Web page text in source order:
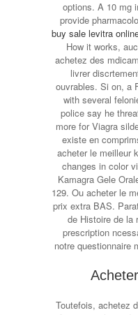
options. A 10 mg
provide
buy sale levitra
How it works,
achetez des
livrer
ouvrables. Si on, a
with several
police say he
more for Viagra
existe en
acheter le meilleur
changes in color
Kamagra Gele
129. Ou acheter le
prix extra BAS.
de Histoire de la
prescription
notre questionnaire
Toutefois, achetez